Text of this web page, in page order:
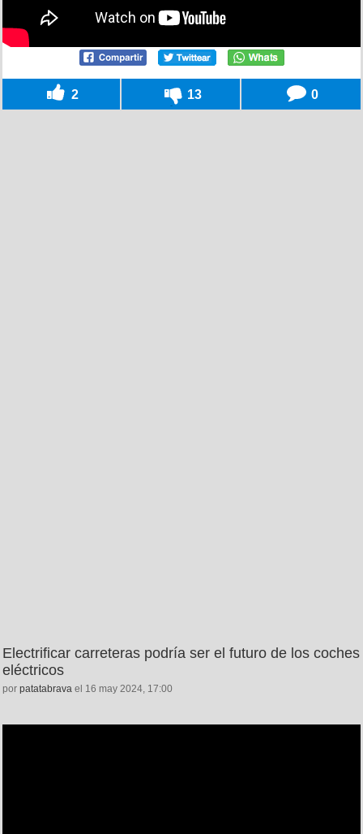
2 13 0
Electrificar carreteras podría ser el futuro de los coches
eléctricos
por patatabrava el 16 may 2024, 17:00